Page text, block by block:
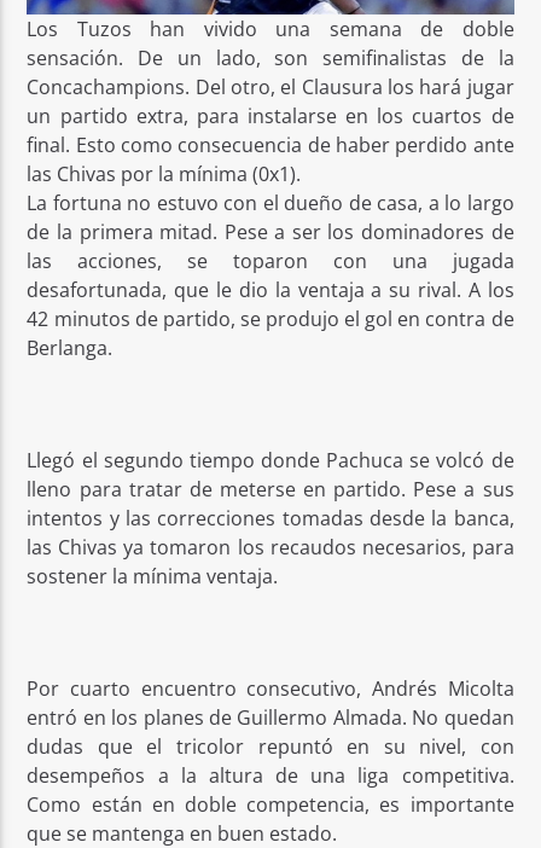
Los Tuzos han vivido una semana de doble
sensación. De un lado, son semifinalistas de la
Concachampions. Del otro, el Clausura los hará jugar
un partido extra, para instalarse en los cuartos de
final. Esto como consecuencia de haber perdido ante
las Chivas por la mínima (0x1).
La fortuna no estuvo con el dueño de casa, a lo largo
de la primera mitad. Pese a ser los dominadores de
las acciones, se toparon con una jugada
desafortunada, que le dio la ventaja a su rival. A los
42 minutos de partido, se produjo el gol en contra de
Berlanga.
Llegó el segundo tiempo donde Pachuca se volcó de
lleno para tratar de meterse en partido. Pese a sus
intentos y las correcciones tomadas desde la banca,
las Chivas ya tomaron los recaudos necesarios, para
sostener la mínima ventaja.
Por cuarto encuentro consecutivo, Andrés Micolta
entró en los planes de Guillermo Almada. No quedan
dudas que el tricolor repuntó en su nivel, con
desempeños a la altura de una liga competitiva.
Como están en doble competencia, es importante
que se mantenga en buen estado.